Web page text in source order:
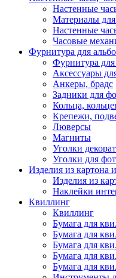
Настенные
Материалы для
Настенные
Часовые
Фурнитура для
Фурнитура
Аксессуары
Анкеры, брадс
Задники для
Кольца,
Крепежи,
Люверсы
Магниты
Уголки
Уголки для
Изделия из картона
Изделия из
Наклейки
Квиллинг
Квиллинг
Бумага для
Бумага для
Бумага для
Бумага для
Бумага для